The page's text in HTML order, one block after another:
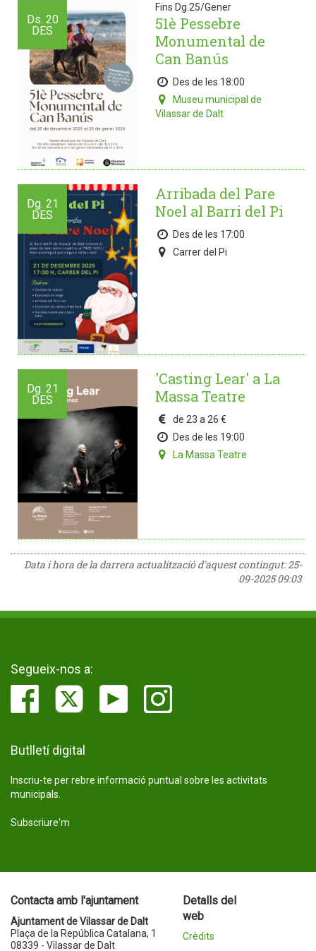
Ds. 20
DES
Fins Dg.25/Gener
51è Pessebre
Monumental de
Can Banús
Des de les 18:00
Museu municipal de
Vilassar de Dalt
Dg. 21
DES
Arribada del Pare
Noel al Barri del Pi
Des de les 17:00
Carrer del Pi
Dg. 21
DES
'Casting Lear' a La
Massa Teatre
de 23 a 26 €
Des de les 19:00
La Massa Teatre
Data i hora de la darrera actualització d'aquest contingut:25-
09-2025 09:03
Segueix-nos a:
Butlletí digital
Inscriu-te per rebre informació puntual sobre les activitats
municipals.
Subscriure'm
Contacta amb l'ajuntament
Ajuntament de Vilassar de Dalt
Plaça de la República Catalana, 1
08339 - Vilassar de Dalt
Detalls del
web
Crèdits